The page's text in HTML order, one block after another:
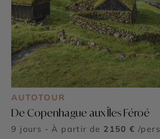
AUTOTOUR
De Copenhague aux Îles Féroé
9 jours - À partir de 2150 € /pers